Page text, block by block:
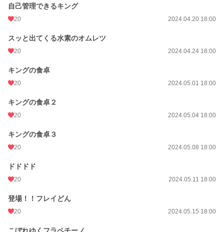
自己管理できるキング
20 2024.04.20 18:00
スッと出てくる水素のオムレツ
20 2024.04.24 18:00
キングの食卓
20 2024.05.01 18:00
キングの食卓２
20 2024.05.04 18:00
キングの食卓３
20 2024.05.08 18:00
ドドドド
20 2024.05.11 18:00
登場！！フレイどん
20 2024.05.15 18:00